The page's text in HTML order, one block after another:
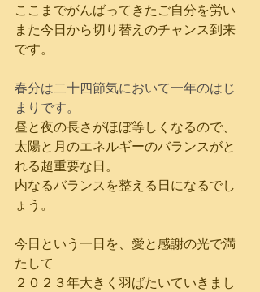
ここまでがんばってきたご自分を労い
また今日から切り替えのチャンス到来
です。
春分は二十四節気において一年のはじ
まりです。
昼と夜の長さがほぼ等しくなるので、
太陽と月のエネルギーのバランスがと
れる超重要な日。
内なるバランスを整える日になるでし
ょう。
今日という一日を、愛と感謝の光で満
たして
２０２３年大きく羽ばたいていきまし